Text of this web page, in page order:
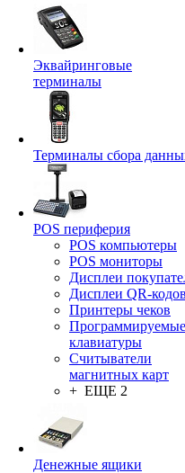
Эквайринговые
терминалы
Терминалы сбора
POS периферия
POS компьютеры
POS мониторы
Дисплеи
Дисплеи QR-
Принтеры чеков
Программируемые
клавиатуры
Считыватели
магнитных карт
+ ЕЩЕ 2
Денежные ящики